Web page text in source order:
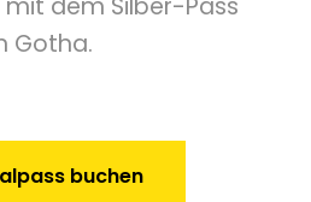
dem Silber-Pass
Gotha.
buchen